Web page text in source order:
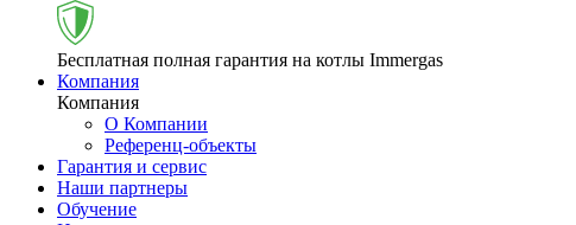
Бесплатная полная гарантия на котлы Immergas
Компания
Компания
О Компании
Референц-объекты
Гарантия и сервис
Наши партнеры
Обучение